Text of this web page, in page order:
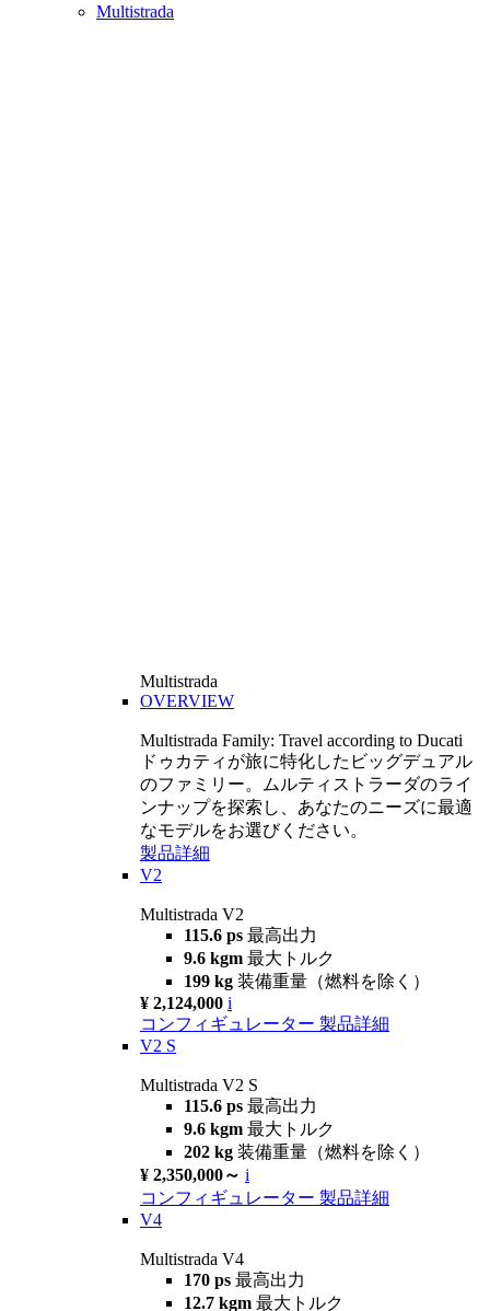
Multistrada
Multistrada
OVERVIEW
Multistrada Family: Travel according to Ducati
ドゥカティが旅に特化したビッグデュアル
のファミリー。ムルティストラーダのライ
ンナップを探索し、あなたのニーズに最適
なモデルをお選びください。
製品詳細
V2
Multistrada V2
115.6 ps 最高出力
9.6 kgm 最大トルク
199 kg 装備重量（燃料を除く）
¥ 2,124,000 i
コンフィギュレーター 製品詳細
V2 S
Multistrada V2 S
115.6 ps 最高出力
9.6 kgm 最大トルク
202 kg 装備重量（燃料を除く）
¥ 2,350,000～ i
コンフィギュレーター 製品詳細
V4
Multistrada V4
170 ps 最高出力
12.7 kgm 最大トルク